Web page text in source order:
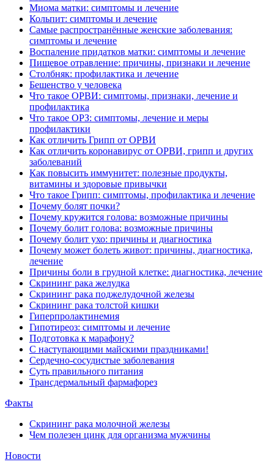
Миома матки: симптомы и лечение
Кольпит: симптомы и лечение
Самые распространённые женские заболевания:
симптомы и лечение
Воспаление придатков матки: симптомы и лечение
Пищевое отравление: причины, признаки и лечение
Столбняк: профилактика и лечение
Бешенство у человека
Что такое ОРВИ: симптомы, признаки, лечение и
профилактика
Что такое ОРЗ: симптомы, лечение и меры
профилактики
Как отличить Грипп от ОРВИ
Как отличить коронавирус от ОРВИ, грипп и других
заболеваний
Как повысить иммунитет: полезные продукты,
витамины и здоровые привычки
Что такое Грипп: симптомы, профилактика и лечение
Почему болят почки?
Почему кружится голова: возможные причины
Почему болит голова: возможные причины
Почему болит ухо: причины и диагностика
Почему может болеть живот: причины, диагностика,
лечение
Причины боли в грудной клетке: диагностика, лечение
Скрининг рака желудка
Скрининг рака поджелудочной железы
Скрининг рака толстой кишки
Гиперпролактинемия
Гипотиреоз: симптомы и лечение
Подготовка к марафону?
С наступающими майскими праздниками!
Cердечно-сосудистые заболевания
Суть правильного питания
Трансдермальный фармафорез
Факты
Скрининг рака молочной железы
Чем полезен цинк для организма мужчины
Новости